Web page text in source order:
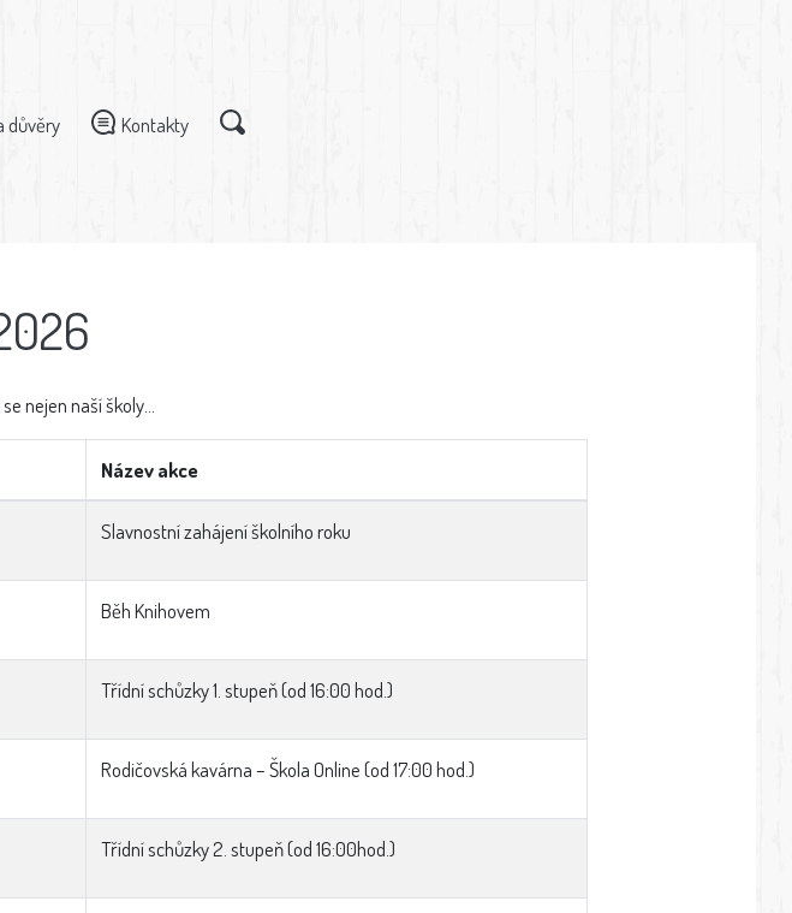
důvěry Kontakty
nejen naší školy...
Název akce
Slavnostní zahájení školního roku
Běh Knihovem
Třídní schůzky 1. stupeň (od 16:00 hod.)
Rodičovská kavárna – Škola Online (od 17:00 hod.)
Třídní schůzky 2. stupeň (od 16:00hod.)